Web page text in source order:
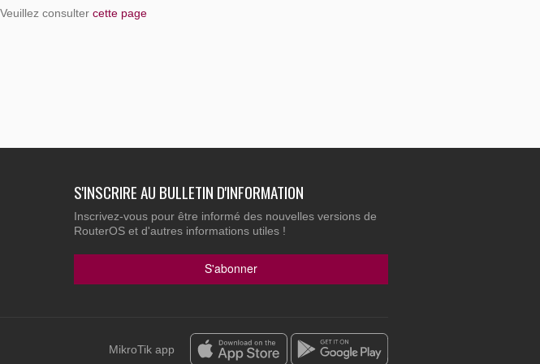
consulter cette page
S'INSCRIRE AU BULLETIN D'INFORMATION
Inscrivez-vous pour être informé des nouvelles versions de
RouterOS et d'autres informations utiles !
S'abonner
MikroTik app